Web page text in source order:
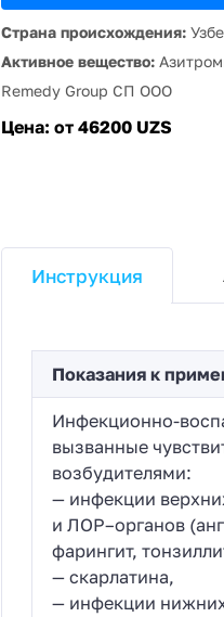
Страна происхождения:
Активное вещество:
Remedy Group СП OOO
Цена: от 46200 UZS
Инструкция
Показания к
Инфекционно-
вызванные
возбудителями:
— инфекции
и ЛОР–органов
фарингит,
— скарлатина,
— инфекции